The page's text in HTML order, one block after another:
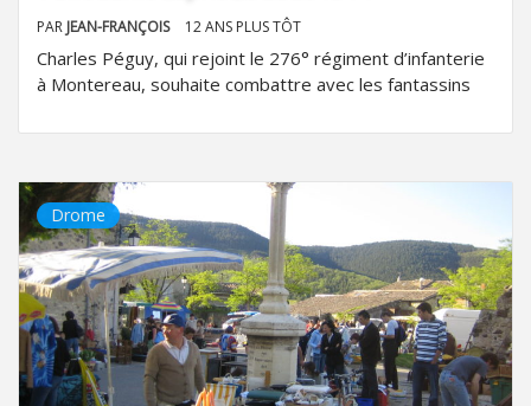
PAR JEAN-FRANÇOIS 12 ANS PLUS TÔT
Charles Péguy, qui rejoint le 276° régiment d’infanterie
à Montereau, souhaite combattre avec les fantassins
Drome